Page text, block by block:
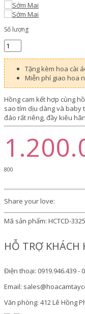
Số lượng
Tặng kèm hoa cài
Miễn phí giao hoa
Hồng cam kết hợp cùng
sao tím dịu dàng và baby
đáo rất riêng, đầy kiêu
800
Share your love:
Mã sản phẩm: HCTCD-3325
HỖ TRỢ KHÁCH
Điện thoại: 0919.946.439 -
Email:
Văn phòng: 412 Lê Hồng